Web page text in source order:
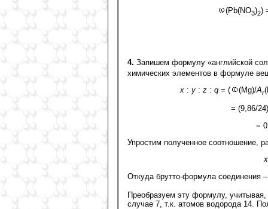
(Pb(NO3)2)
4. Запишем формулу «английской
химических элементов в формуле
x : y : z : q = ( (Mg)/Ar
= (9,86/
=
Упростим полученное соотношение,
x
Откуда брутто-формула соединения
Преобразуем эту формулу,
случае 7, т.к. атомов водорода 14.